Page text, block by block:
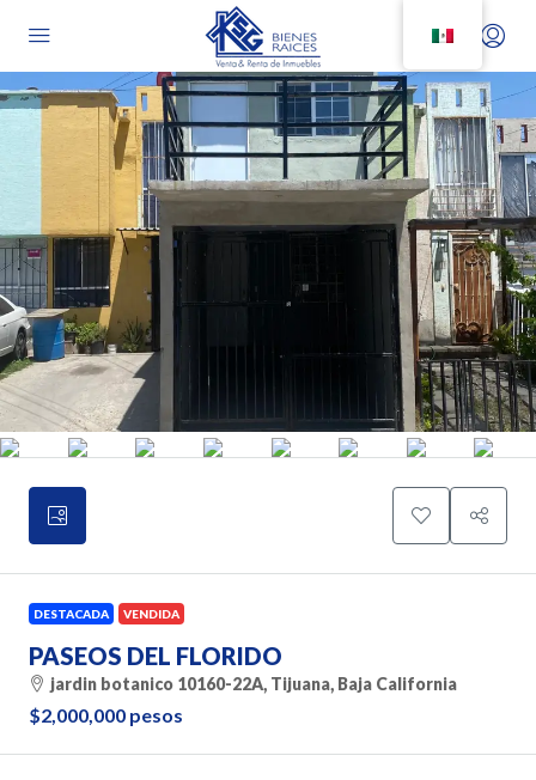
DESTACADA VENDIDA
PASEOS DEL FLORIDO
jardin botanico 10160-22A, Tijuana, Baja California
$2,000,000 pesos